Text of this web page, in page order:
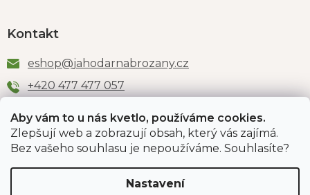
Aby vám to u nás kvetlo, používáme cookies.
Zlepšují web a zobrazují obsah, který vás zajímá.
Bez vašeho souhlasu je nepoužíváme. Souhlasíte?
Nastavení
Kontakt
eshop@jahodarnabrozany.cz
+420 477 477 057
Odběr newsletteru